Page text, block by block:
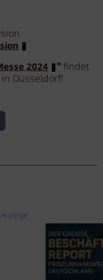
2024 " findet
Düsseldorf!
Anzeige